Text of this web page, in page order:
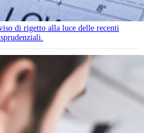
di rigetto alla luce delle recenti